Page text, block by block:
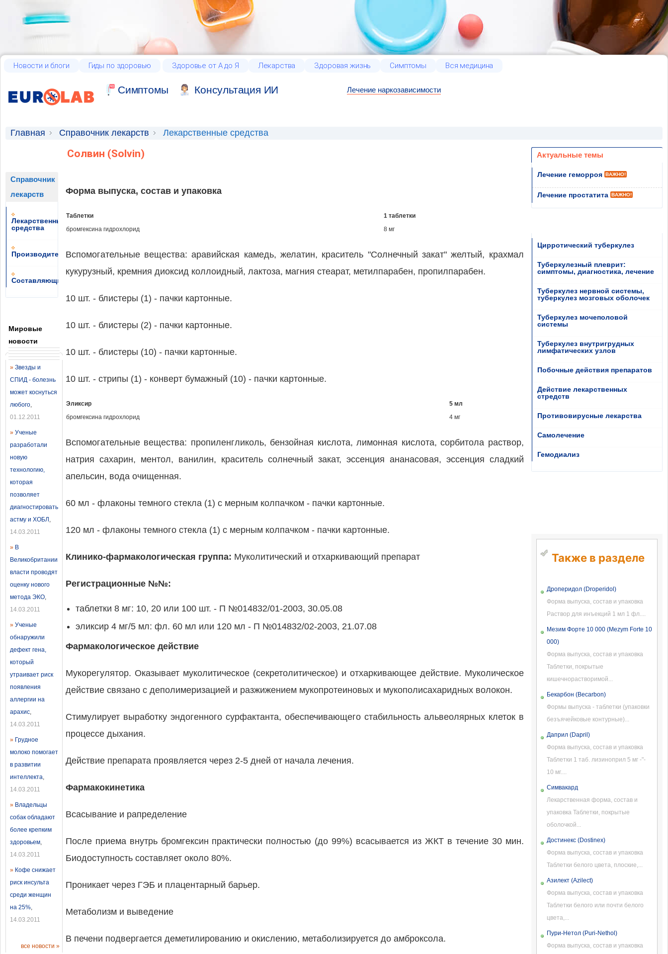
Новости и блоги Гиды по здоровью Здоровье от А до Я Лекарства Здоровая жизнь Симптомы Вся медицина
Cимптомы Консультация ИИ Лечение наркозависимости
Главная Справочник лекарств Лекарственные средства
Справочник
лекарств
Лекарственные
средства
Производители
Составляющие
Мировые
новости
» Звезды и
СПИД - болезнь
может коснуться
любого,
01.12.2011
» Ученые
разработали
новую
технологию,
которая
позволяет
диагностировать
астму и ХОБЛ ,
14.03.2011
» В
Великобритании
власти проводят
оценку нового
метода ЭКО,
14.03.2011
» Ученые
обнаружили
дефект гена,
который
утраивает риск
появления
аллергии на
арахис,
14.03.2011
» Грудное
молоко помогает
в развитии
интеллекта,
14.03.2011
» Владельцы
собак обладают
более крепким
здоровьем,
14.03.2011
» Кофе снижает
риск инсульта
среди женщин
на 25%,
14.03.2011
все новости »
Солвин (Solvin)
Форма выпуска, состав и упаковка
Таблетки
1 таблетки
бромгексина гидрохлорид
8 мг
Вспомогательные вещества: аравийская камедь, желатин, краситель "Солнечный закат" желтый, крахмал
кукурузный, кремния диоксид коллоидный, лактоза, магния стеарат, метилпарабен, пропилпарабен.
10 шт. - блистеры (1) - пачки картонные.
10 шт. - блистеры (2) - пачки картонные.
10 шт. - блистеры (10) - пачки картонные.
10 шт. - стрипы (1) - конверт бумажный (10) - пачки картонные.
Эликсир
5 мл
бромгексина гидрохлорид
4 мг
Вспомогательные вещества: пропиленгликоль, бензойная кислота, лимонная кислота, сорбитола раствор,
натрия сахарин, ментол, ванилин, краситель солнечный закат, эссенция ананасовая, эссенция сладкий
апельсин, вода очищенная.
60 мл - флаконы темного стекла (1) с мерным колпачком - пачки картонные.
120 мл - флаконы темного стекла (1) с мерным колпачком - пачки картонные.
Клинико-фармакологическая группа: Муколитический и отхаркивающий препарат
Регистрационные №№:
таблетки 8 мг: 10, 20 или 100 шт. - П №014832/01-2003, 30.05.08
эликсир 4 мг/5 мл: фл. 60 мл или 120 мл - П №014832/02-2003, 21.07.08
Фармакологическое действие
Мукорегулятор. Оказывает муколитическое (секретолитическое) и отхаркивающее действие. Муколическое
действие связано с деполимеризацией и разжижением мукопротеиновых и мукополисахаридных волокон.
Стимулирует выработку эндогенного сурфактанта, обеспечивающего стабильность альвеолярных клеток в
процессе дыхания.
Действие препарата проявляется через 2-5 дней от начала лечения.
Фармакокинетика
Всасывание и рапределение
После приема внутрь бромгексин практически полностью (до 99%) всасывается из ЖКТ в течение 30 мин.
Биодоступность составляет около 80%.
Проникает через ГЭБ и плацентарный барьер.
Метаболизм и выведение
В печени подвергается деметилированию и окислению, метаболизируется до амброксола.
Актуальные темы
Лечение геморроя ВАЖНО!
Лечение простатита ВАЖНО!
Цирротический туберкулез
Туберкулезный плеврит:
симптомы, диагностика, лечение
Туберкулез нервной системы,
туберкулез мозговых оболочек
Туберкулез мочеполовой
системы
Туберкулез внутригрудных
лимфатических узлов
Побочные действия препаратов
Действие лекарственных
стредств
Противовирусные лекарства
Самолечение
Гемодиализ
Также в разделе
Дроперидол (Droperidol)
Форма выпуска, состав и упаковка
Раствор для инъекций 1 мл 1 фл....
Мезим Форте 10 000 (Mezym Forte 10
000)
Форма выпуска, состав и упаковка
Таблетки, покрытые
кишечнорастворимой...
Бекарбон (Becarbon)
Формы выпуска - таблетки (упаковки
безъячейковые контурные)...
Даприл (Dapril)
Форма выпуска, состав и упаковка
Таблетки 1 таб. лизиноприл 5 мг -"-
10 мг....
Симвакард
Лекарственная форма, состав и
упаковка Таблетки, покрытые
оболочкой...
Достинекс (Dostinex)
Форма выпуска, состав и упаковка
Таблетки белого цвета, плоские,...
Азилект (Azilect)
Форма выпуска, состав и упаковка
Таблетки белого или почти белого
цвета,...
Пури-Нетол (Puri-Nethol)
Форма выпуска, состав и упаковка